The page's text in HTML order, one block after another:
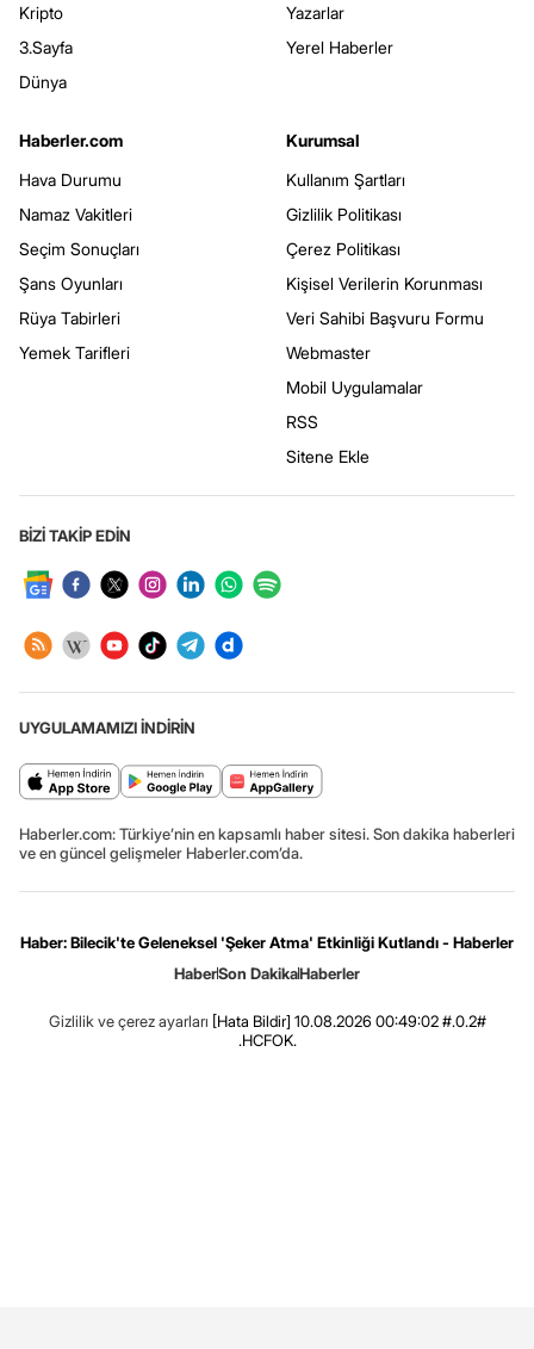
Kripto
3.Sayfa
Dünya
Yazarlar
Yerel Haberler
Haberler.com
Hava Durumu
Namaz Vakitleri
Seçim Sonuçları
Şans Oyunları
Rüya Tabirleri
Yemek Tarifleri
Kurumsal
Kullanım Şartları
Gizlilik Politikası
Çerez Politikası
Kişisel Verilerin Korunması
Veri Sahibi Başvuru Formu
Webmaster
Mobil Uygulamalar
RSS
Sitene Ekle
BİZİ TAKİP EDİN
UYGULAMAMIZI İNDİRİN
Haberler.com: Türkiye’nin en kapsamlı haber sitesi. Son dakika haberleri
ve en güncel gelişmeler Haberler.com’da.
Haber: Bilecik'te Geleneksel 'Şeker Atma' Etkinliği Kutlandı - Haberler
HaberSon DakikaHaberler
Gizlilik ve çerez ayarları [Hata Bildir] 10.08.2026 00:49:02 #.0.2#
.HCFOK.